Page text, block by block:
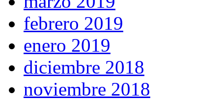
febrero 2019
enero 2019
diciembre 2018
noviembre 2018